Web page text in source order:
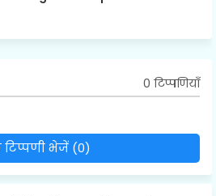
0 टिप्पणियाँ
भेजें (0)